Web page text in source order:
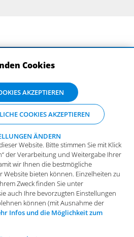
Datenschutz
Einkaufsbedingungen
Systems Kontakt
Website. Bitte stimmen Sie mit Klick
der Verarbeitung und Weitergabe Ihrer
wir Ihnen die bestmögliche
bieten können. Einzelheiten zu
Zweck finden Sie unter
auch Ihre bevorzugten Einstellungen
können (mit Ausnahme der
Infos und die Möglichkeit zum
Cookies
AKZEPTIEREN
COOKIES AKZEPTIEREN
ÄNDERN
Website. Bitte stimmen Sie mit Klick
der Verarbeitung und Weitergabe Ihrer
wir Ihnen die bestmögliche
Website bieten können. Einzelheiten zu
Zweck finden Sie unter
auch Ihre bevorzugten Einstellungen
können (mit Ausnahme der
Infos und die Möglichkeit zum
Cookies
essenziell wichtig für die einwandfreie